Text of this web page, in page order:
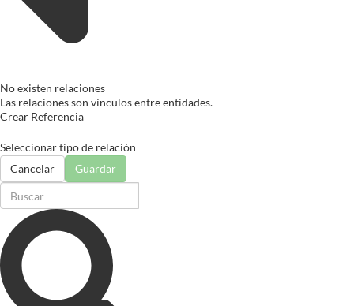
No existen relaciones
Las relaciones son vínculos entre entidades.
Crear Referencia
Seleccionar tipo de relación
Cancelar
Guardar